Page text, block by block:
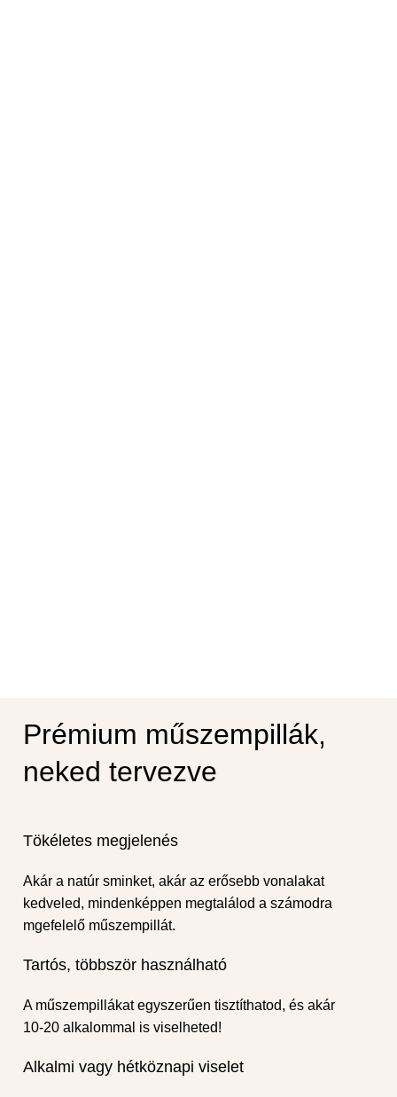
Prémium műszempillák,
neked tervezve
Tökéletes megjelenés
Akár a natúr sminket, akár az erősebb vonalakat
kedveled, mindenképpen megtalálod a számodra
mgefelelő műszempillát.
Tartós, többször használható
A műszempillákat egyszerűen tisztíthatod, és akár
10-20 alkalommal is viselheted!
Alkalmi vagy hétköznapi viselet